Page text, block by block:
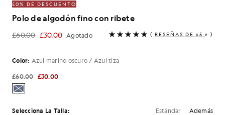
50% DE DESCUENTO
Polo de algodón fino con ribete
£60.00 £30.00 Agotado
£30.00 ( RESEÑAS DE «5 » )
Color: Azul marino oscuro / Azul tiza
£60.00 £30.00
Selecciona La Talla: Estándar
Además